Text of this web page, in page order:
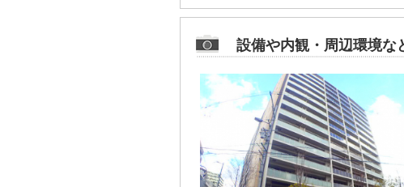
設備や内観・周辺環境な